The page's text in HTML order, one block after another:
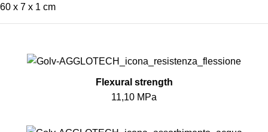
60 x 7 x 1 cm
Flexural strength
11,10 MPa